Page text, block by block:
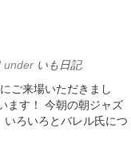
under いも日記.
ご来場いただきまし
ます！ 今朝の朝ジャズ
いろいろとバレル氏につ